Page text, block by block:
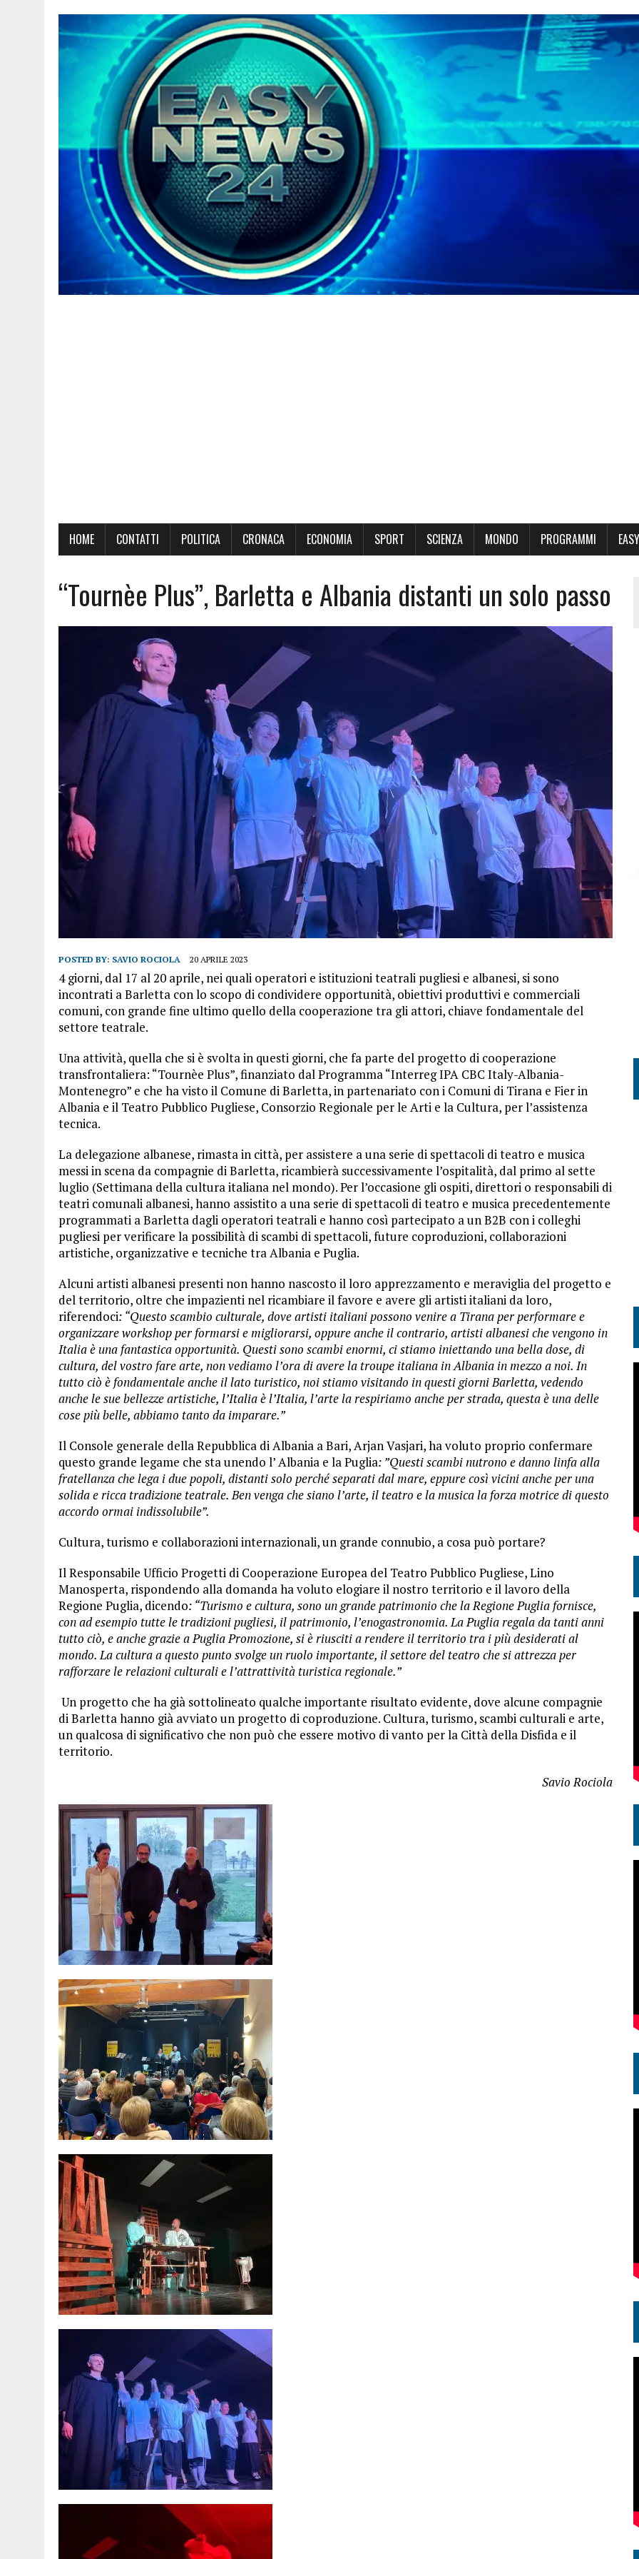
HOME CONTATTI POLITICA CRONACA ECONOMIA SPORT SCIENZA MONDO PROGRAMMI
“Tournèe Plus”, Barletta e Albania distanti un solo passo
POSTED BY: SAVIO ROCIOLA 20 APRILE 2023
4 giorni, dal 17 al 20 aprile, nei quali operatori e istituzioni teatrali pugliesi e albanesi, si sono
incontrati a Barletta con lo scopo di condividere opportunità, obiettivi produttivi e commerciali
comuni, con grande fine ultimo quello della cooperazione tra gli attori, chiave fondamentale del
settore teatrale.
Una attività, quella che si è svolta in questi giorni, che fa parte del progetto di cooperazione
transfrontaliera: “Tournèe Plus”, finanziato dal Programma “Interreg IPA CBC Italy-Albania-
Montenegro” e che ha visto il Comune di Barletta, in partenariato con i Comuni di Tirana e Fier in
Albania e il Teatro Pubblico Pugliese, Consorzio Regionale per le Arti e la Cultura, per l’assistenza
tecnica.
La delegazione albanese, rimasta in città, per assistere a una serie di spettacoli di teatro e musica
messi in scena da compagnie di Barletta, ricambierà successivamente l’ospitalità, dal primo al sette
luglio (Settimana della cultura italiana nel mondo). Per l’occasione gli ospiti, direttori o responsabili di
teatri comunali albanesi, hanno assistito a una serie di spettacoli di teatro e musica precedentemente
programmati a Barletta dagli operatori teatrali e hanno così partecipato a un B2B con i colleghi
pugliesi per verificare la possibilità di scambi di spettacoli, future coproduzioni, collaborazioni
artistiche, organizzative e tecniche tra Albania e Puglia.
Alcuni artisti albanesi presenti non hanno nascosto il loro apprezzamento e meraviglia del progetto e
del territorio, oltre che impazienti nel ricambiare il favore e avere gli artisti italiani da loro,
riferendoci: “Questo scambio culturale, dove artisti italiani possono venire a Tirana per performare e
organizzare workshop per formarsi e migliorarsi, oppure anche il contrario, artisti albanesi che vengono in
Italia è una fantastica opportunità. Questi sono scambi enormi, ci stiamo iniettando una bella dose, di
cultura, del vostro fare arte, non vediamo l’ora di avere la troupe italiana in Albania in mezzo a noi. In
tutto ciò è fondamentale anche il lato turistico, noi stiamo visitando in questi giorni Barletta, vedendo
anche le sue bellezze artistiche, l’Italia è l’Italia, l’arte la respiriamo anche per strada, questa è una delle
cose più belle, abbiamo tanto da imparare.”
Il Console generale della Repubblica di Albania a Bari, Arjan Vasjari, ha voluto proprio confermare
questo grande legame che sta unendo l’ Albania e la Puglia: ”Questi scambi nutrono e danno linfa alla
fratellanza che lega i due popoli, distanti solo perché separati dal mare, eppure così vicini anche per una
solida e ricca tradizione teatrale. Ben venga che siano l’arte, il teatro e la musica la forza motrice di questo
accordo ormai indissolubile”.
Cultura, turismo e collaborazioni internazionali, un grande connubio, a cosa può portare?
Il Responsabile Ufficio Progetti di Cooperazione Europea del Teatro Pubblico Pugliese, Lino
Manosperta, rispondendo alla domanda ha voluto elogiare il nostro territorio e il lavoro della
Regione Puglia, dicendo: “Turismo e cultura, sono un grande patrimonio che la Regione Puglia fornisce,
con ad esempio tutte le tradizioni pugliesi, il patrimonio, l’enogastronomia. La Puglia regala da tanti anni
tutto ciò, e anche grazie a Puglia Promozione, si è riusciti a rendere il territorio tra i più desiderati al
mondo. La cultura a questo punto svolge un ruolo importante, il settore del teatro che si attrezza per
rafforzare le relazioni culturali e l’attrattività turistica regionale.”
Un progetto che ha già sottolineato qualche importante risultato evidente, dove alcune compagnie
di Barletta hanno già avviato un progetto di coproduzione. Cultura, turismo, scambi culturali e arte,
un qualcosa di significativo che non può che essere motivo di vanto per la Città della Disfida e il
territorio.
Savio Rociola